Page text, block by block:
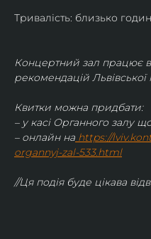
Тривалість: близько
Концертний зал працює
рекомендацій Львівської
Квитки можна придбати:
– у касі Органного залу
– онлайн на https://
organnyj-zal-533.html
//Ця подія буде цікава